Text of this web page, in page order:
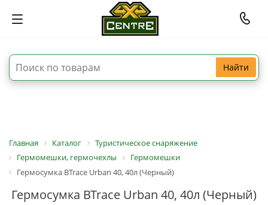
Найти
Главная Каталог
Туристическое снаряжение
Гермомешки, гермочехлы
Гермомешки
Гермосумка BTrace Urban 40, 40л (Черный)
Гермосумка BTrace Urban 40, 40л (Черный)